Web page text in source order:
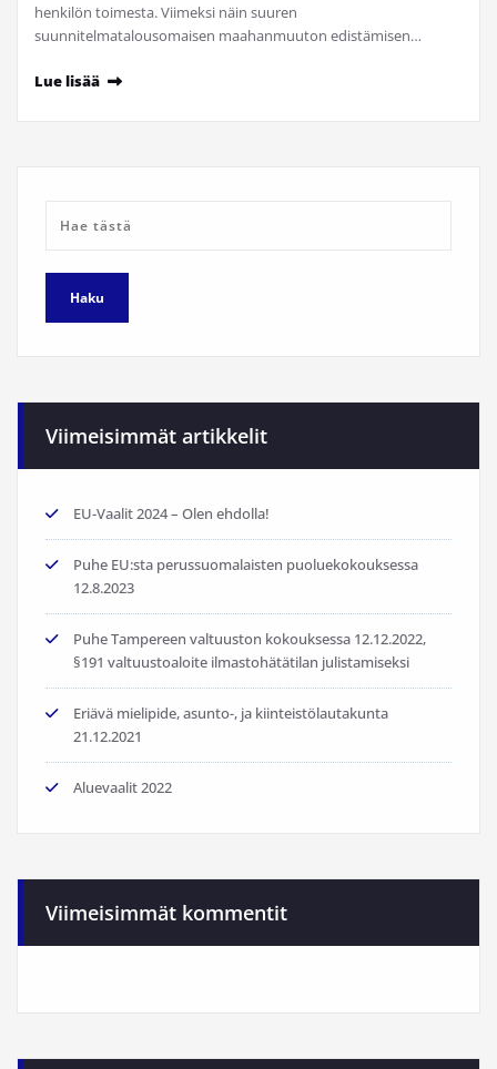
henkilön toimesta. Viimeksi näin suuren
suunnitelmatalousomaisen maahanmuuton edistämisen…
Lue lisää
Viimeisimmät artikkelit
EU-Vaalit 2024 – Olen ehdolla!
Puhe EU:sta perussuomalaisten puoluekokouksessa
12.8.2023
Puhe Tampereen valtuuston kokouksessa 12.12.2022,
§191 valtuustoaloite ilmastohätätilan julistamiseksi
Eriävä mielipide, asunto-, ja kiinteistölautakunta
21.12.2021
Aluevaalit 2022
Viimeisimmät kommentit